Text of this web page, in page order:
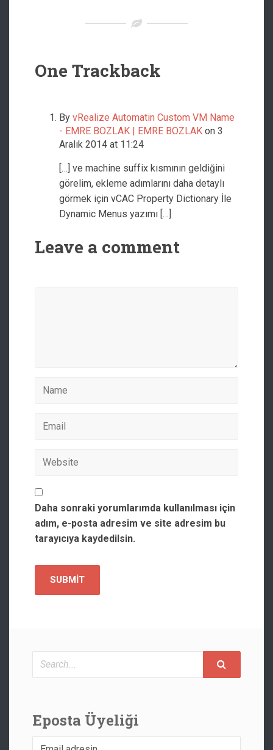
One Trackback
By vRealize Automatin Custom VM Name
- EMRE BOZLAK | EMRE BOZLAKon 3
Aralık 2014 at 11:24
[…] ve machine suffix kısmının geldiğini
görelim, ekleme adımlarını daha detaylı
görmek için vCAC Property Dictionary İle
Dynamic Menus yazımı […]
Leave a comment
Daha sonraki yorumlarımda kullanılması için
adım, e-posta adresim ve site adresim bu
tarayıcıya kaydedilsin.
Search
Eposta Üyeliği
Email